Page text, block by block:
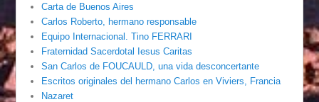
Carta de Buenos Aires
Carlos Roberto, hermano responsable
Equipo Internacional. Tino FERRARI
Fraternidad Sacerdotal Iesus Caritas
San Carlos de FOUCAULD, una vida desconcertante
Escritos originales del hermano Carlos en Viviers, Francia
Nazaret